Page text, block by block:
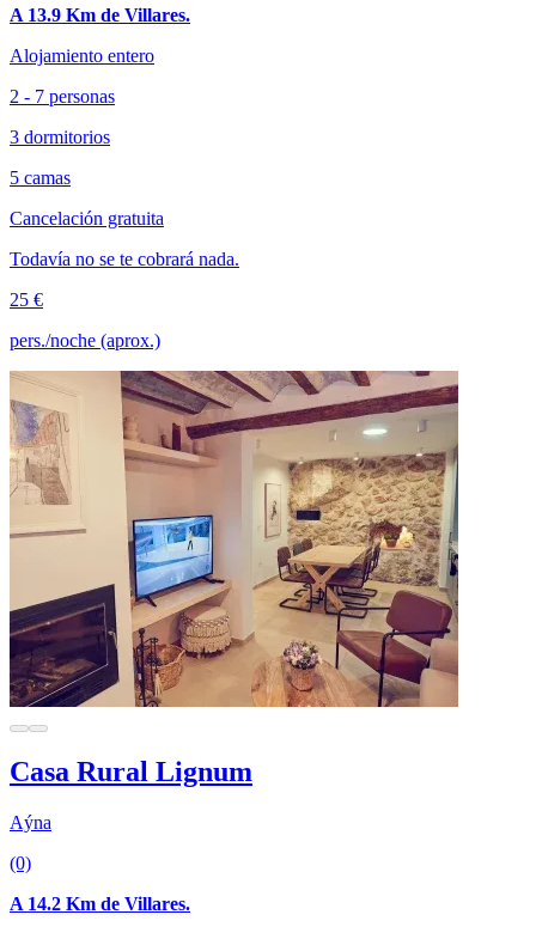
A 13.9 Km de Villares.
Alojamiento entero
2 - 7 personas
3 dormitorios
5 camas
Cancelación gratuita
Todavía no se te cobrará nada.
25 €
pers./noche (aprox.)
Casa Rural Lignum
Aýna
(0)
A 14.2 Km de Villares.